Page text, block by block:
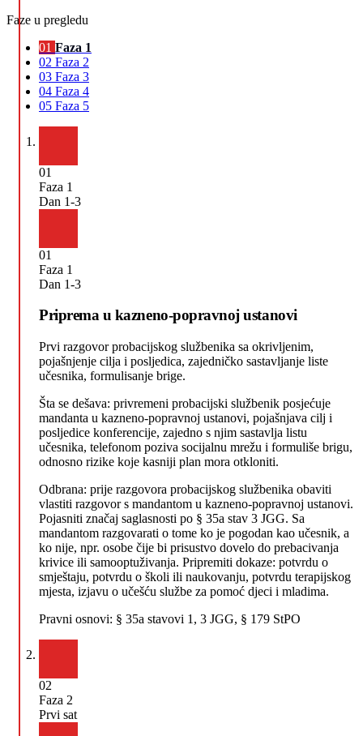
Faze u pregledu
01 Faza 1
02 Faza 2
03 Faza 3
04 Faza 4
05 Faza 5
01
Faza 1
Dan 1-3
01
Faza 1
Dan 1-3
Priprema u kazneno-popravnoj ustanovi
Prvi razgovor probacijskog službenika sa okrivljenim,
pojašnjenje cilja i posljedica, zajedničko sastavljanje liste
učesnika, formulisanje brige.
Šta se dešava: privremeni probacijski službenik posjećuje
mandanta u kazneno-popravnoj ustanovi, pojašnjava cilj i
posljedice konferencije, zajedno s njim sastavlja listu
učesnika, telefonom poziva socijalnu mrežu i formuliše brigu,
odnosno rizike koje kasniji plan mora otkloniti.
Odbrana: prije razgovora probacijskog službenika obaviti
vlastiti razgovor s mandantom u kazneno-popravnoj ustanovi.
Pojasniti značaj saglasnosti po § 35a stav 3 JGG. Sa
mandantom razgovarati o tome ko je pogodan kao učesnik, a
ko nije, npr. osobe čije bi prisustvo dovelo do prebacivanja
krivice ili samooptuživanja. Pripremiti dokaze: potvrdu o
smještaju, potvrdu o školi ili naukovanju, potvrdu terapijskog
mjesta, izjavu o učešću službe za pomoć djeci i mladima.
Pravni osnovi: § 35a stavovi 1, 3 JGG, § 179 StPO
02
Faza 2
Prvi sat